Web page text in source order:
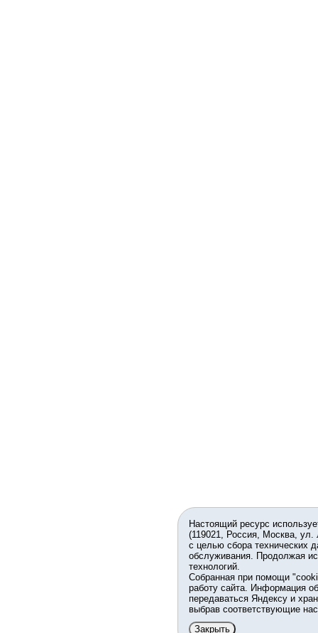
Настоящий ресурс
(119021, Россия, Москва,
с целью сбора технических
обслуживания. Продолжая
технологий.
Собранная при помощи
работу сайта. Информация
передаваться Яндексу и
выбрав соответствующие
Закрыть